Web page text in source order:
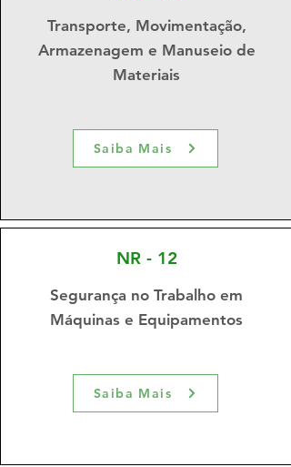
Transporte, Movimentação,
Armazenagem e Manuseio de
Materiais
Saiba Mais
NR - 12
Segurança no Trabalho em
Máquinas e Equipamentos
Saiba Mais